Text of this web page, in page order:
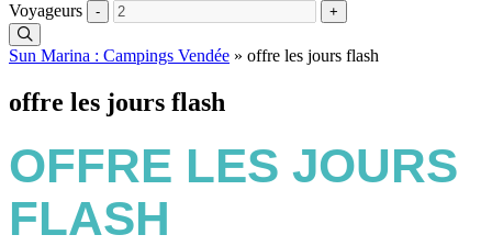
Voyageurs - +
Sun Marina : Campings Vendée » offre les jours flash
offre les jours flash
OFFRE LES JOURS
FLASH